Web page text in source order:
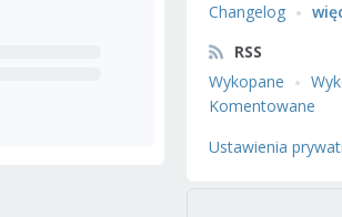
Changelog
RSS
Wykopane
Komentowane
Ustawienia